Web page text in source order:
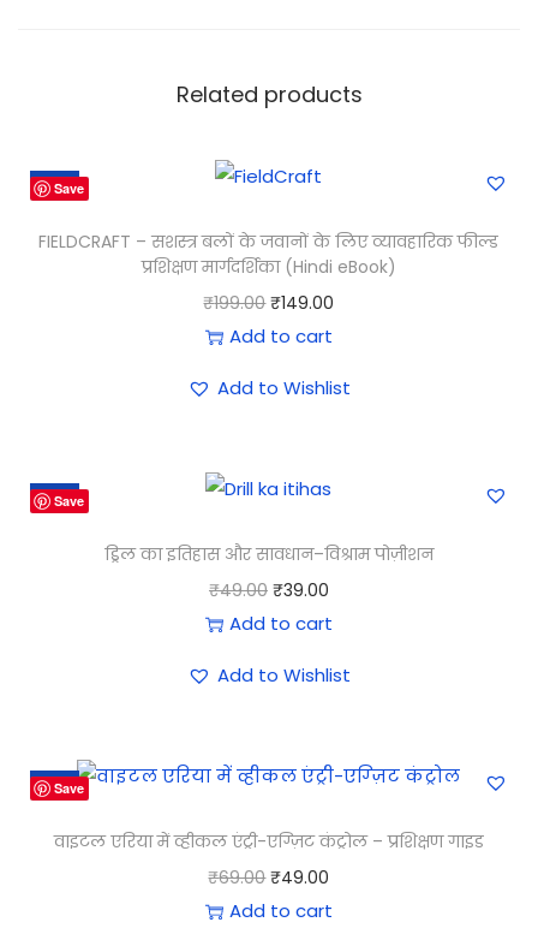
Related products
Save
-25%
FIELDCRAFT – सशस्त्र बलों के जवानों के लिए व्यावहारिक फील्ड
प्रशिक्षण मार्गदर्शिका (Hindi eBook)
₹199.00 ₹149.00
Add to cart
Add to Wishlist
Save
-20%
ड्रिल का इतिहास और सावधान–विश्राम पोज़ीशन
₹49.00 ₹39.00
Add to cart
Add to Wishlist
Save
-29%
वाइटल एरिया में व्हीकल एंट्री-एग्ज़िट कंट्रोल – प्रशिक्षण गाइड
₹69.00 ₹49.00
Add to cart